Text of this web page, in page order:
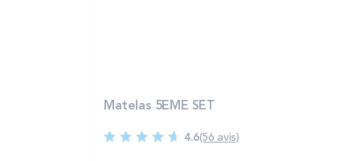
Matelas 5EME SET
4.6(56 avis)